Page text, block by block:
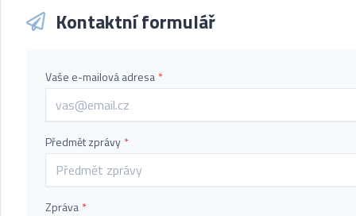
Kontaktní formulář
Vaše e-mailová adresa *
Předmět zprávy *
Zpráva *